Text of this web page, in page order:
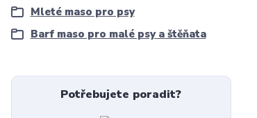
Mleté maso pro psy
Barf maso pro malé psy a štěňata
Potřebujete poradit?